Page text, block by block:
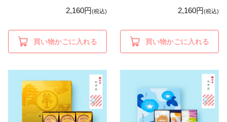
2,160円(税込)
買い物かごに入れる
2,160円(税込)
買い物かごに入れる